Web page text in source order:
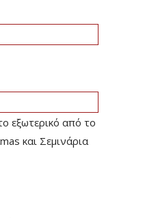
εξωτερικό από το
και Σεμινάρια